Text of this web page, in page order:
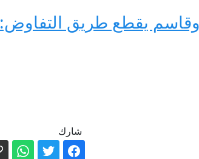
يقطع طريق التفاوض:
شارك